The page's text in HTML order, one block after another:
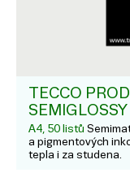
TECCO
A4, 50 listů
a pigmentových
tepla i za studena.